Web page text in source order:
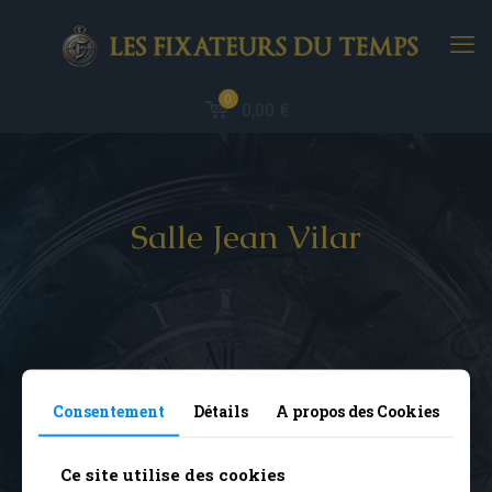
0
Salle Jean Vilar
Tous
Consentement Détails A propos des Cookies
Ce site utilise des cookies